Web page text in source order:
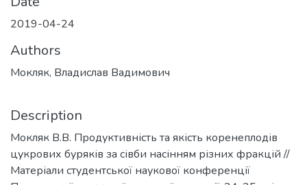
2019-04-24
Authors
Мокляк, Владислав Вадимович
Description
Мокляк В.В. Продуктивність та якість коренеплодів
цукрових буряків за сівби насінням різних фракцій //
Матеріали студентської наукової конференції